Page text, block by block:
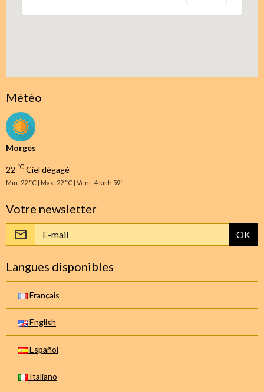
Météo
Morges
22 °C Ciel dégagé
Min: 22 °C | Max: 22 °C | Vent: 4 kmh 59°
Votre newsletter
OK
Langues disponibles
Français
English
Español
Italiano